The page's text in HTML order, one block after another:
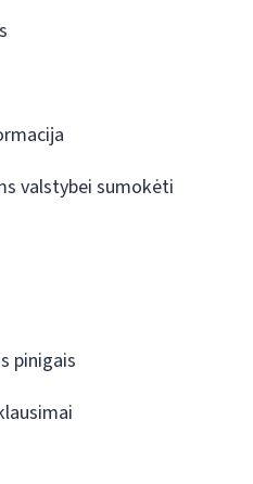
valstybei sumokėti
pinigais